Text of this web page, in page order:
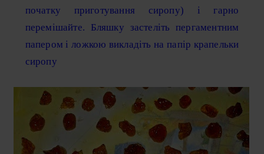
початку приготування сиропу) і гарно
перемішайте. Бляшку застеліть пергаментним
папером і ложкою викладіть на папір крапельки
сиропу